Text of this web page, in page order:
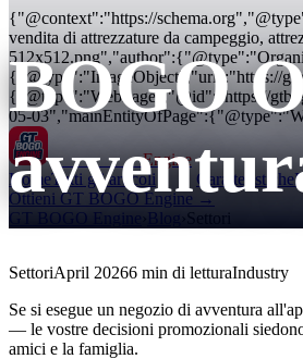
{"@context":"https://
vendita di attrezzature da campeggio,
{"@type":"ImageObject","url":"https://
{"@type":"WebPage","@id":"https://
05-
GT BOGOEngine
HomeTutti gli articoli Caratteristiche
Ottieni GT BOGO Engine →
GT BOGO Engine ›Blog ›Settori
BOGO
SettoriApril 20266 min di letturaIndustry
Se si esegue un negozio di avventura
— le vostre decisioni promozionali
amici e la famiglia.